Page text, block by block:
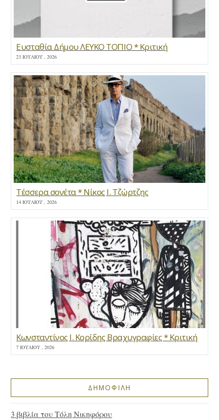
Ευσταθία Δήμου ΛΕΥΚΟ ΤΟΠΙΟ * Κριτική
23 ΙΟΥΛΊΟΥ , 2026
Τέσσερα σονέτα * Νίκος Ι. Τζώρτζης
14 ΙΟΥΛΊΟΥ , 2026
Κωνσταντίνος Ι. Κορίδης Βραχυγραφίες * Κριτική
7 ΙΟΥΛΊΟΥ , 2026
ΔΗΜΟΦΙΛΗ
3 βιβλία του Τόλη Νικηφόρου